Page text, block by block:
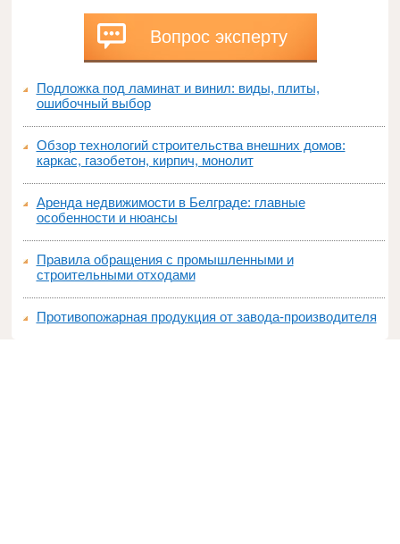
Вопрос эксперту
Подложка под ламинат и винил: виды, плиты,
ошибочный выбор
Обзор технологий строительства внешних домов:
каркас, газобетон, кирпич, монолит
Аренда недвижимости в Белграде: главные
особенности и нюансы
Правила обращения с промышленными и
строительными отходами
Противопожарная продукция от завода-производителя